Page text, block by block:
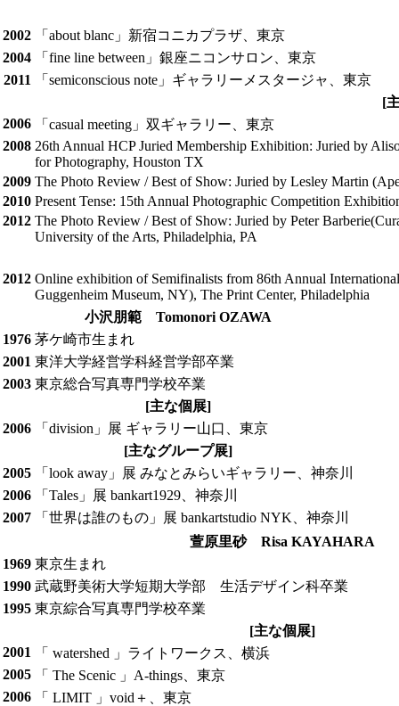
2002
「about blanc」新宿コニカプラザ、東京
2004
「fine line between」銀座ニコンサロン、東京
2011
「semiconscious note」ギャラリーメスタージャ、東京
[
2006
「casual meeting」双ギャラリー、東京
2008 26th Annual HCP Juried Membership Exhibition: Juried by
for Photography, Houston TX
2009 The Photo Review / Best of Show: Juried by Lesley Martin
2010 Present Tense: 15th Annual Photographic Competition
2012 The Photo Review / Best of Show: Juried by Peter
University of the Arts, Philadelphia, PA
2012 Online exhibition of Semifinalists from 86th Annual
Guggenheim Museum, NY), The Print Center, Philadelphia
小沢朋範 Tomonori OZAWA
1976 茅ケ崎市生まれ
2001 東洋大学経営学科経営学部卒業
2003 東京総合写真専門学校卒業
[主な個展]
2006
「division」展 ギャラリー山口、東京
[主なグループ展]
2005
「look away」展 みなとみらいギャラリー、神奈川
2006
「Tales」展 bankart1929、神奈川
2007
「世界は誰のもの」展 bankartstudio NYK、神奈川
萱原里砂 Risa KAYAHARA
1969 東京生まれ
1990 武蔵野美術大学短期大学部 生活デザイン科卒業
1995 東京綜合写真専門学校卒業
[主な個展]
2001
「 watershed 」ライトワークス、横浜
2005
「 The Scenic 」A-things、東京
2006
「 LIMIT 」void＋、東京